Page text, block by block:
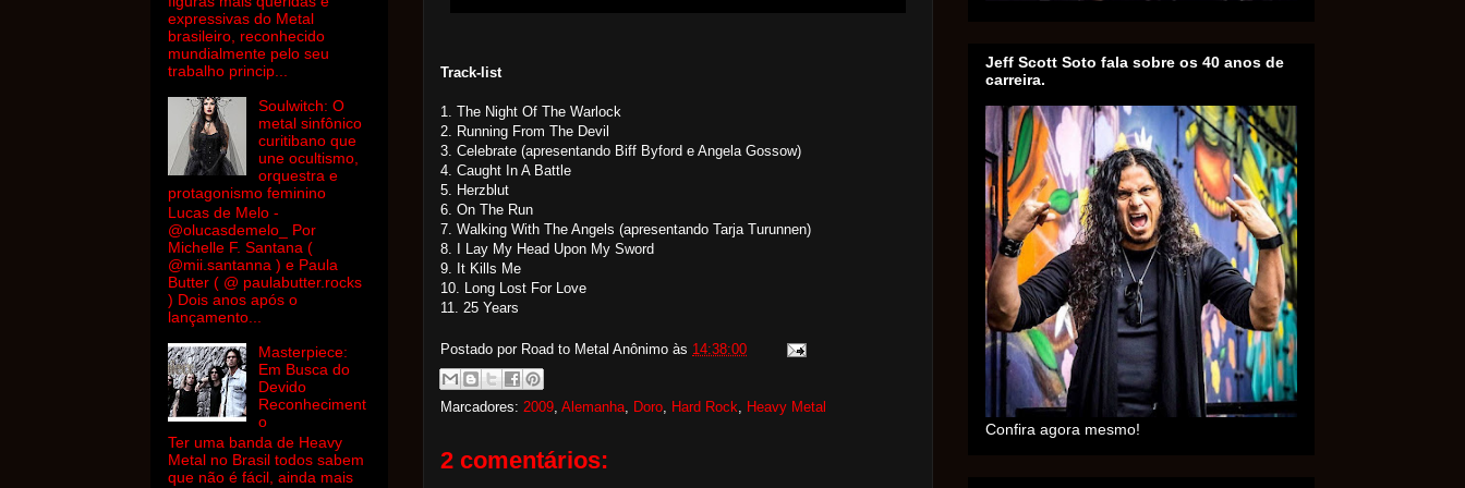
Track-list
1. The Night Of The Warlock
2. Running From The Devil
3. Celebrate (apresentando Biff Byford e Angela Gossow)
4. Caught In A Battle
5. Herzblut
6. On The Run
7. Walking With The Angels (apresentando Tarja Turunnen)
8. I Lay My Head Upon My Sword
9. It Kills Me
10. Long Lost For Love
11. 25 Years
Postado por Road to Metal Anônimo às 14:38:00
Marcadores: 2009 Alemanha Doro Hard Rock Heavy Metal
2 comentários:
expressivas do Metal
brasileiro, reconhecido
mundialmente pelo seu
trabalho princip...
Soulwitch: O
metal sinfônico
curitibano que
une ocultismo,
orquestra e
protagonismo feminino
Lucas de Melo -
@olucasdemelo_ Por
Michelle F. Santana (
@mii.santanna ) e Paula
Butter ( @ paulabutter.rocks
) Dois anos após o
lançamento...
Masterpiece:
Em Busca do
Devido
Reconheciment
o
Ter uma banda de Heavy
Metal no Brasil todos sabem
que não é fácil, ainda mais
Jeff Scott Soto fala sobre os 40 anos de
carreira.
Confira agora mesmo!